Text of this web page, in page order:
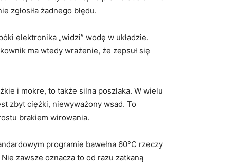
zgłosiła żadnego błędu.
elektronika „widzi” wodę w układzie.
ma wtedy wrażenie, że zepsuł się
i mokre, to także silna poszlaka. W wielu
zbyt ciężki, niewyważony wsad. To
brakiem wirowania.
programie bawełna 60°C rzeczy
zawsze oznacza to od razu zatkaną